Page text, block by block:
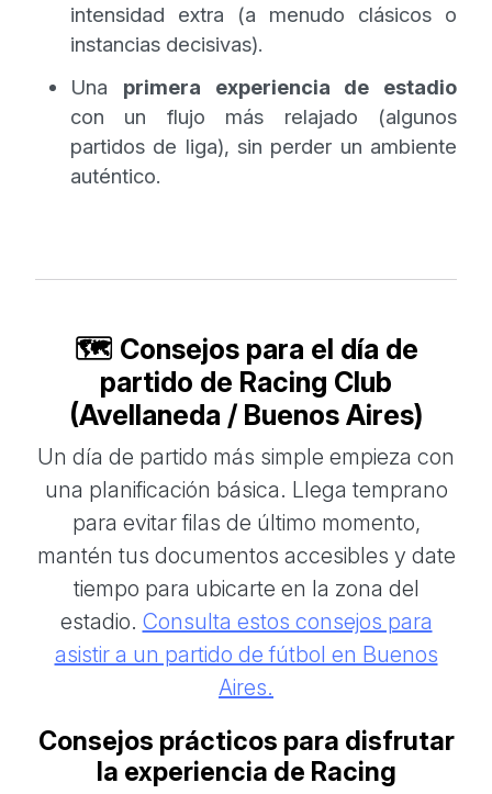
intensidad extra (a menudo clásicos o
instancias decisivas).
Una primera experiencia de estadio
con un flujo más relajado (algunos
partidos de liga), sin perder un ambiente
auténtico.
🗺️ Consejos para el día de
partido de Racing Club
(Avellaneda / Buenos Aires)
Un día de partido más simple empieza con
una planificación básica. Llega temprano
para evitar filas de último momento,
mantén tus documentos accesibles y date
tiempo para ubicarte en la zona del
estadio. Consulta estos consejos para
asistir a un partido de fútbol en Buenos
Aires.
Consejos prácticos para disfrutar
la experiencia de Racing